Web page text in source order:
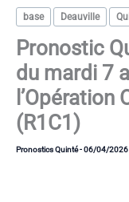
base Deauville
Pronostic
du mardi 7
l’Opération
(R1C1)
Pronostics Quinté-06/04/2026